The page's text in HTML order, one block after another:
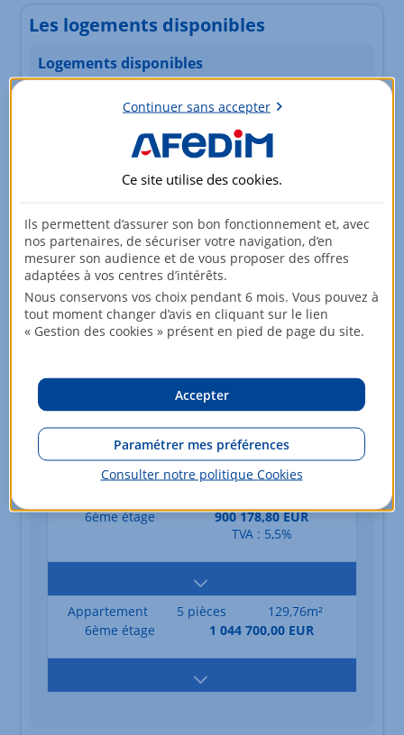
Les logements disponibles
Logements disponibles
Pièces
Surface
Prix
Appartement 2 pièces
41,58m²
Appartement 3 pièces
426 835,40 EUR
TVA : 5,5%
518 620,40 EUR
6ème étage
900 178,80 EUR
TVA : 5,5%
Appartement 5 pièces
129,76m²
6ème étage
1 044 700,00 EUR
Continuer sans accepter
Ce site utilise des cookies.
Ils permettent d’assurer son bon fonctionnement et, avec
nos partenaires, de sécuriser votre navigation, d’en
mesurer son audience et de vous proposer des offres
adaptées à vos centres d’intérêts.
Nous conservons vos choix pendant 6 mois. Vous pouvez à
tout moment changer d’avis en cliquant sur le lien
« Gestion des cookies » présent en pied de page du site.
Accepter
Paramétrer mes préférences
Consulter notre politique Cookies